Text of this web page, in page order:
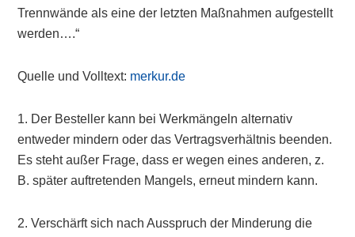
Trennwände als eine der letzten Maßnahmen aufgestellt
werden….“
Quelle und Volltext: merkur.de
1. Der Besteller kann bei Werkmängeln alternativ
entweder mindern oder das Vertragsverhältnis beenden.
Es steht außer Frage, dass er wegen eines anderen, z.
B. später auftretenden Mangels, erneut mindern kann.
2. Verschärft sich nach Ausspruch der Minderung die